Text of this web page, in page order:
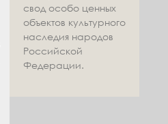
свод особо ценных
объектов культурного
наследия народов
Российской
Федерации.